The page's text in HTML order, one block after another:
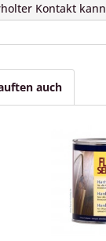
Kontakt
auch